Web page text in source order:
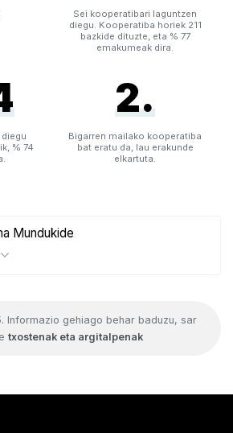
Sei kooperatibari laguntzen
diegu. Kooperatiba horiek 211
bazkide dituzte, eta % 77
emakumeak dira.
% 74
2.
Bigarren mailako kooperatiba
bat eratu da, lau erakunde
elkartuta.
Mundukide
Informazio gehiago behar baduzu, sar
txostenak eta argitalpenak